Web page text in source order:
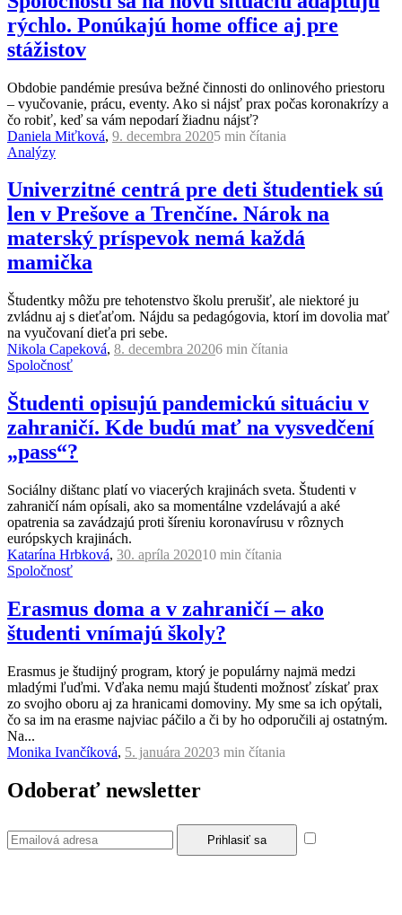
rýchlo. Ponúkajú home office aj pre
stážistov
Obdobie pandémie presúva bežné činnosti do onlinového priestoru
– vyučovanie, prácu, eventy. Ako si nájsť prax počas koronakrízy a
čo robiť, keď sa vám nepodarí žiadnu nájsť?
Daniela Miťková, 9. decembra 20205 min čítania
Analýzy
Univerzitné centrá pre deti študentiek sú
len v Prešove a Trenčíne. Nárok na
materský príspevok nemá každá
mamička
Študentky môžu pre tehotenstvo školu prerušiť, ale niektoré ju
zvládnu aj s dieťaťom. Nájdu sa pedagógovia, ktorí im dovolia mať
na vyučovaní dieťa pri sebe.
Nikola Capeková, 8. decembra 20206 min čítania
Spoločnosť
Študenti opisujú pandemickú situáciu v
zahraničí. Kde budú mať na vysvedčení
„pass“?
Sociálny dištanc platí vo viacerých krajinách sveta. Študenti v
zahraničí nám opísali, ako sa momentálne vzdelávajú a aké
opatrenia sa zavádzajú proti šíreniu koronavírusu v rôznych
európskych krajinách.
Katarína Hrbková, 30. apríla 202010 min čítania
Spoločnosť
Erasmus doma a v zahraničí – ako
študenti vnímajú školy?
Erasmus je študijný program, ktorý je populárny najmä medzi
mladými ľuďmi. Vďaka nemu majú študenti možnosť získať prax
zo svojho oboru aj za hranicami domoviny. My sme sa ich opýtali,
čo sa im na erasme najviac páčilo a či by ho odporučili aj ostatným.
Na...
Monika Ivančíková, 5. januára 20203 min čítania
Odoberať newsletter